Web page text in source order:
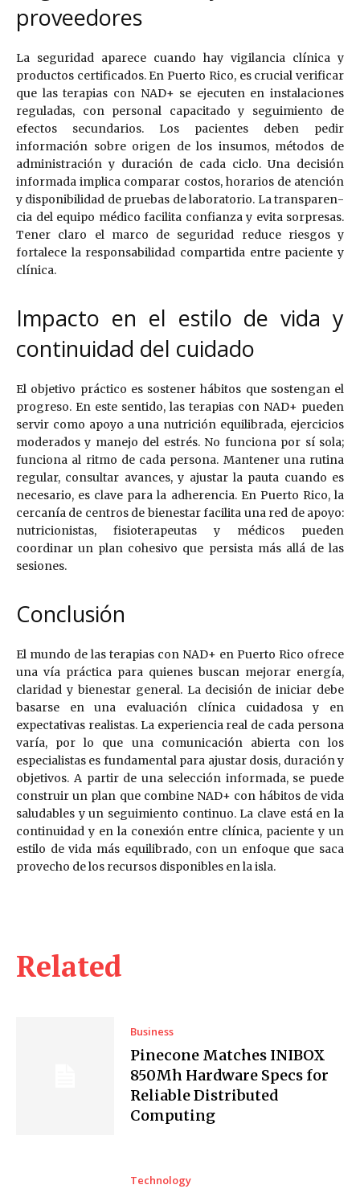
Related
Business
Pinecone Matches INIBOX
850Mh Hardware Specs for
Reliable Distributed
Computing
Technology
proveedores
La seguridad aparece cuando hay vigilancia clínica y
productos certificados. En Puerto Rico, es crucial verificar
que las terapias con NAD+ se ejecuten en instalaciones
reguladas, con personal capacitado y seguimiento de
efectos secundarios. Los pacientes deben pedir
información sobre origen de los insumos, métodos de
administración y duración de cada ciclo. Una decisión
informada implica comparar costos, horarios de atención
y disponibilidad de pruebas de laboratorio. La transparen­
cia del equipo médico facilita confianza y evita sorpresas.
Tener claro el marco de seguridad reduce riesgos y
fortalece la responsabilidad compartida entre paciente y
clínica.
Impacto en el estilo de vida y
continuidad del cuidado
El objetivo práctico es sostener hábitos que sostengan el
progreso. En este sentido, las terapias con NAD+ pueden
servir como apoyo a una nutrición equilibrada, ejercicios
moderados y manejo del estrés. No funciona por sí sola;
funciona al ritmo de cada persona. Mantener una rutina
regular, consultar avances, y ajustar la pauta cuando es
necesario, es clave para la adherencia. En Puerto Rico, la
cercanía de centros de bienestar facilita una red de apoyo:
nutricionistas, fisioterapeutas y médicos pueden
coordinar un plan cohesivo que persista más allá de las
sesiones.
Conclusión
El mundo de las terapias con NAD+ en Puerto Rico ofrece
una vía práctica para quienes buscan mejorar energía,
claridad y bienestar general. La decisión de iniciar debe
basarse en una evaluación clínica cuidadosa y en
expectativas realistas. La experiencia real de cada persona
varía, por lo que una comunicación abierta con los
especialistas es fundamental para ajustar dosis, duración y
objetivos. A partir de una selección informada, se puede
construir un plan que combine NAD+ con hábitos de vida
saludables y un seguimiento continuo. La clave está en la
continuidad y en la conexión entre clínica, paciente y un
estilo de vida más equilibrado, con un enfoque que saca
provecho de los recursos disponibles en la isla.